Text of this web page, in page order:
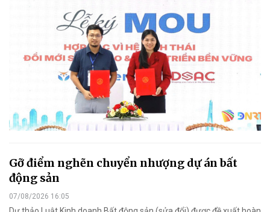
Gỡ điểm nghẽn chuyển nhượng dự án bất
động sản
07/08/2026 16:05